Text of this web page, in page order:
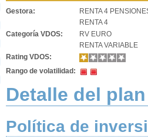
Gestora:
RENTA 4
RENTA 4
Categoría VDOS:
RV EURO
RENTA VARIABLE
Rating VDOS:
Rango de volatilidad:
Detalle del plan
Política de